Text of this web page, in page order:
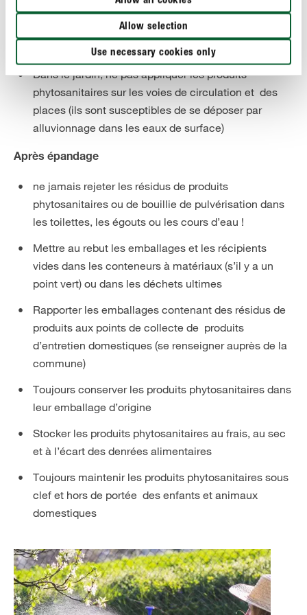
Allow selection
Use necessary cookies only
canalisations, les égouts ou les cours d’eau
Ne pas appliquer les désherbants hors de son jardin,
par exemple sur un trottoir
Dans le jardin, ne pas appliquer les produits
phytosanitaires sur les voies de circulation et des
places (ils sont susceptibles de se déposer par
alluvionnage dans les eaux de surface)
Après épandage
ne jamais rejeter les résidus de produits
phytosanitaires ou de bouillie de pulvérisation dans
les toilettes, les égouts ou les cours d’eau !
Mettre au rebut les emballages et les récipients
vides dans les conteneurs à matériaux (s’il y a un
point vert) ou dans les déchets ultimes
Rapporter les emballages contenant des résidus de
produits aux points de collecte de produits
d’entretien domestiques (se renseigner auprès de la
commune)
Toujours conserver les produits phytosanitaires dans
leur emballage d’origine
Stocker les produits phytosanitaires au frais, au sec
et à l’écart des denrées alimentaires
Toujours maintenir les produits phytosanitaires sous
clef et hors de portée des enfants et animaux
domestiques